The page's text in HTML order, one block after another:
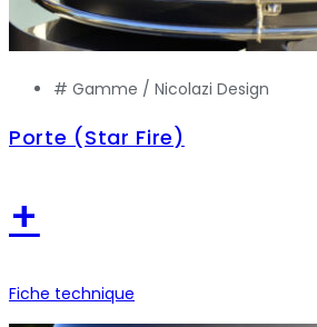
# Gamme / Nicolazi Design
Porte (Star Fire)
+
Fiche technique